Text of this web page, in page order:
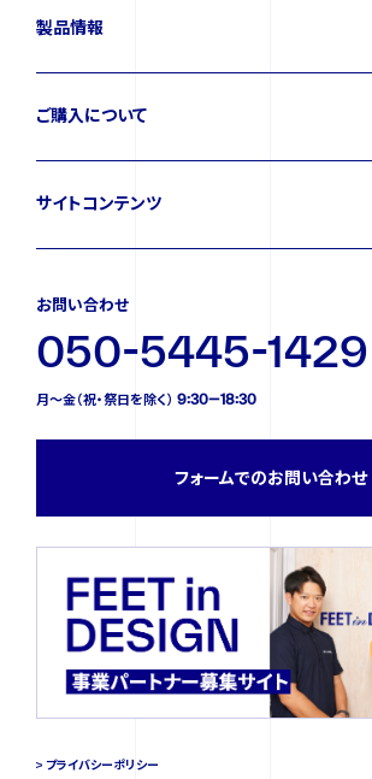
製品情報
ご購入について
サイトコンテンツ
お問い合わせ
050-5445-1429
月〜金（祝・祭日を除く） 9:30—18:30
フォームでのお問い合わせ
プライバシーポリシー